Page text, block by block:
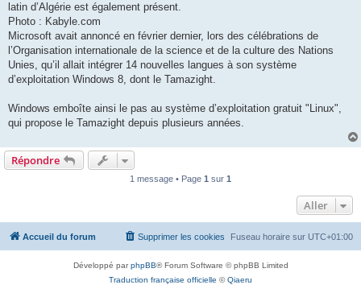
latin d’Algérie est également présent.
Photo : Kabyle.com
Microsoft avait annoncé en février dernier, lors des célébrations de
l’Organisation internationale de la science et de la culture des Nations
Unies, qu’il allait intégrer 14 nouvelles langues à son système
d’exploitation Windows 8, dont le Tamazight.
Windows emboîte ainsi le pas au système d’exploitation gratuit "Linux",
qui propose le Tamazight depuis plusieurs années.
Répondre
1 message • Page 1 sur 1
Aller
Accueil du forum Fuseau horaire sur UTC+01:00
Supprimer les cookies
Développé parphpBB® Forum Software © phpBB Limited
Traduction française officielle ©Qiaeru